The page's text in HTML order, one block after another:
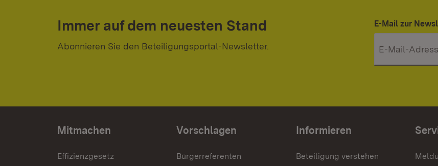
Immer auf dem neuesten Stand
Abonnieren Sie den Beteiligungsportal-Newsletter.
E-Mail zur
Mitmachen
Effizienzgesetz
Vorschlagen
Bürgerreferenten
Informieren
Beteiligung verstehen